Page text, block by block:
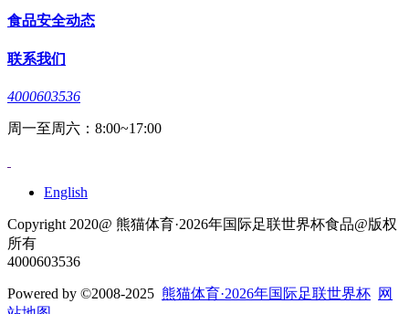
食品安全动态
联系我们
4000603536
周一至周六：8:00~17:00
English
Copyright 2020@ 熊猫体育·2026年国际足联世界杯食品@版权
所有
4000603536
Powered by ©2008-2025 熊猫体育·2026年国际足联世界杯 网